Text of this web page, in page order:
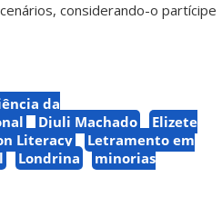
considerando-o partícipe
da
Djuli Machado
Elizete
Literacy
Letramento em
Londrina
minorias